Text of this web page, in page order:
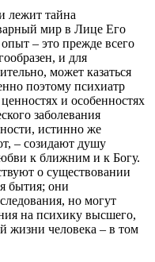
лежит тайна
мир в Лице Его
– это прежде всего
и для
может казаться
поэтому психиатр
и особенностях
заболевания
истинно же
– созидают душу
к ближним и к Богу.
о существовании
бытия; они
но могут
на психику высшего,
жизни человека – в том